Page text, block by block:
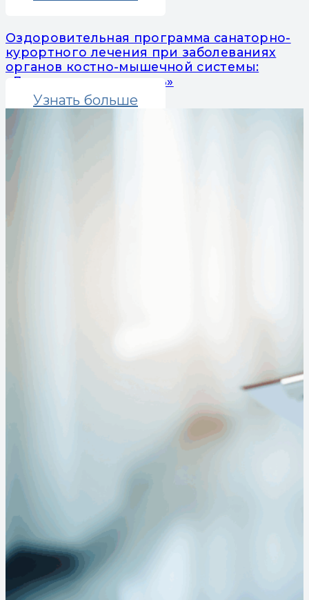
Оздоровительная программа санаторно-
курортного лечения при заболеваниях
органов костно-мышечной системы:
«Движение – это жизнь»
Узнать больше